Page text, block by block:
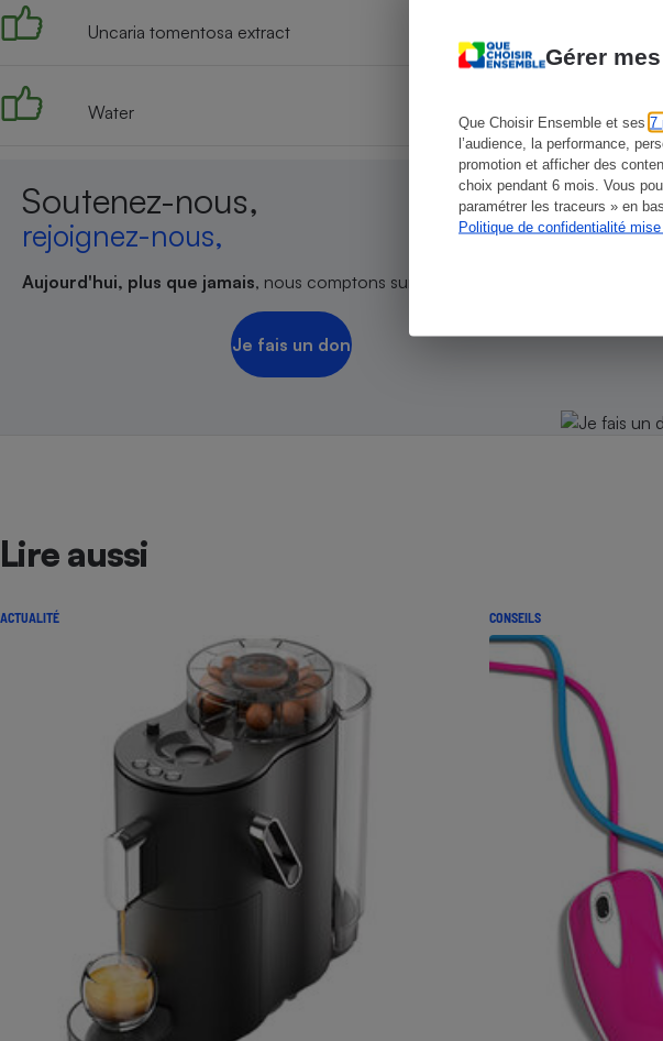
Gérer
Que Choisir Ensemble et ses 7
l’audience, la performance,
promotion et afficher des
choix pendant 6 mois. Vous
paramétrer les traceurs » en
Politique de confidentialité
Uncaria tomentosa extract
Water
Soutenez-nous,
rejoignez-nous,
Aujourd'hui, plus que jamais, nous comptons sur votre soutien !
Je fais un don
Lire aussi
ACTUALITÉ CONSEILS